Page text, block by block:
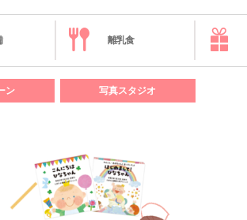
離乳食
ン 写真スタジオ